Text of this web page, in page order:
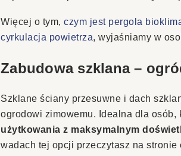
Więcej o tym, czym jest pergola
cyrkulacja powietrza, wyjaśniamy w
Zabudowa szklana –
Szklane ściany przesuwne i dach
ogrodowi zimowemu. Idealna dla osób,
użytkowania z maksymalnym
wadach tej opcji przeczytasz na stronie